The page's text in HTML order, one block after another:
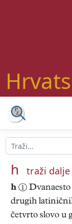
h traži dalje
h ① Dvanaesto
drugih
četvrto slovo u